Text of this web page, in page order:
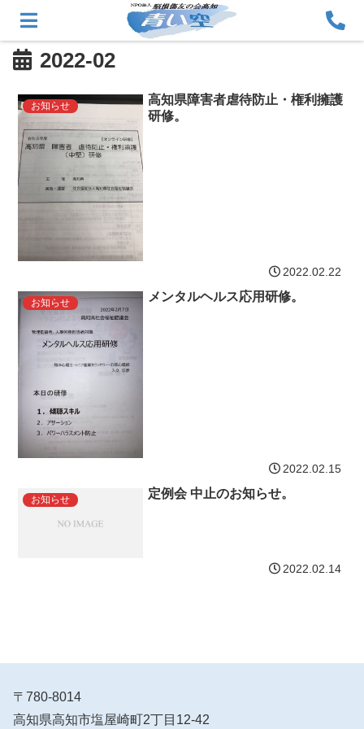
2022-02
お知らせ
高知県障害者虐待防止・権利擁護
研修。
2022.02.22
お知らせ メンタルヘルス応用研修。
2022.02.15
お知らせ 定例会 中止のお知らせ。
2022.02.14
〒780-8014
高知県高知市塩屋崎町2丁目12-42